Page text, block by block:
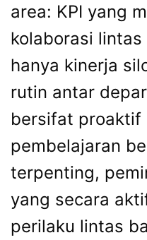
area: KPI yang
kolaborasi
hanya kinerja
rutin antar
bersifat proaktif
pembelajaran
terpenting,
yang secara
perilaku lintas